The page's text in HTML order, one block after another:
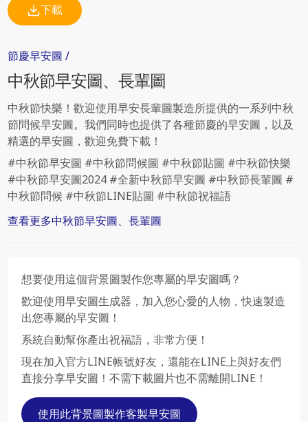
下載
節慶早安圖 /
中秋節早安圖、長輩圖
中秋節快樂！歡迎使用早安長輩圖製造所提供的一系列中秋
節問候早安圖。我們同時也提供了各種節慶的早安圖，以及
精選的早安圖，歡迎免費下載！
#中秋節早安圖 #中秋節問候圖 #中秋節貼圖 #中秋節快樂
#中秋節早安圖2024 #全新中秋節早安圖 #中秋節長輩圖 #
中秋節問候 #中秋節LINE貼圖 #中秋節祝福語
查看更多中秋節早安圖、長輩圖
想要使用這個背景圖製作您專屬的早安圖嗎？
歡迎使用早安圖生成器，加入您心愛的人物，快速製造
出您專屬的早安圖！
系統自動幫你產出祝福語，非常方便！
現在加入官方LINE帳號好友，還能在LINE上與好友們
直接分享早安圖！不需下載圖片也不需離開LINE！
使用此背景圖製作客製早安圖